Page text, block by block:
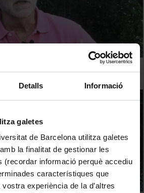
Detalls Informació
galetes
de Barcelona utilitza galetes
la finalitat de gestionar les
(recordar informació perquè accediu
característiques que
experiència de la d’altres
de Dret